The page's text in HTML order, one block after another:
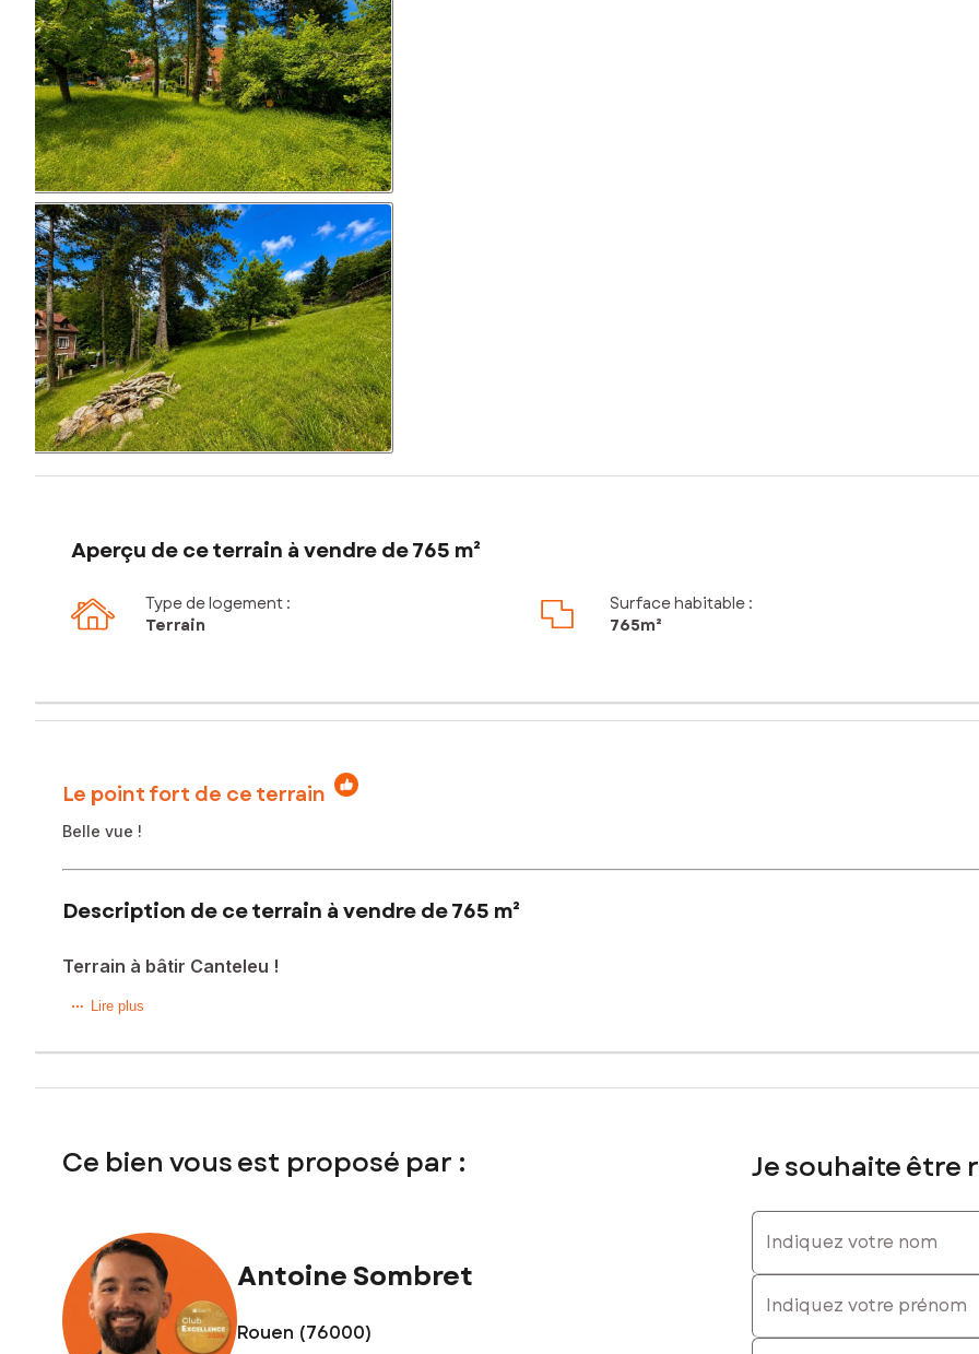
Aperçu de ce terrain à vendre de 765 m²
Type de logement :
Terrain
Surface habitable :
765m²
Le point fort de ce terrain
Belle vue !
Description de ce terrain à vendre de 765 m²
Terrain à bâtir Canteleu !
Dans les hauteurs du quartier résidentiel de Croisset à Canteleu, venez découvrir ce terrain de 765 m² offrant une
Idéalement situé, vous bénéficierez d'un environnement calme tout en restant proche des commodités : commerces, écoles,
Terrain borné
Réseaux en bordure de parcelle
À prévoir : travaux de terrassement en raison de la pente du terrain.
L'avis du pro : un terrain rare sur le secteur de Croisset, offrant un cadre de vie privilégié, une vue exceptionnelle et la liberté
Lire plus
Ce bien vous est proposé par :
Antoine Sombret
Rouen (76000)
Je souhaite être
Indiquez votre nom
Indiquez votre prénom
E-mail